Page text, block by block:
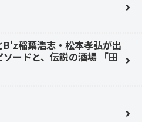
B'z稲葉浩志・松本孝弘が出
ソードと、伝説の酒場 「田